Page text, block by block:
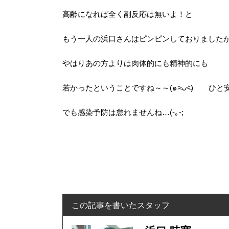
高齢になれば全く副反応は無いよ！と
もう一人の浜口さんはピンピンしておりました
やはりあの方よりは肉体的にも精神的にも
若かったということですね～～(๑˃̵ᴗ˂̵) ひと
でも感染予防は怠れませんね…(-｡-;
この記事を書いたスタッフ